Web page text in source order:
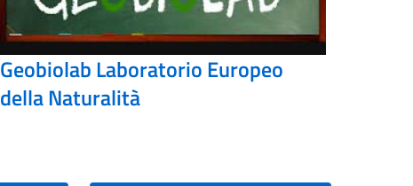
Geobiolab Laboratorio Europeo
della Naturalità